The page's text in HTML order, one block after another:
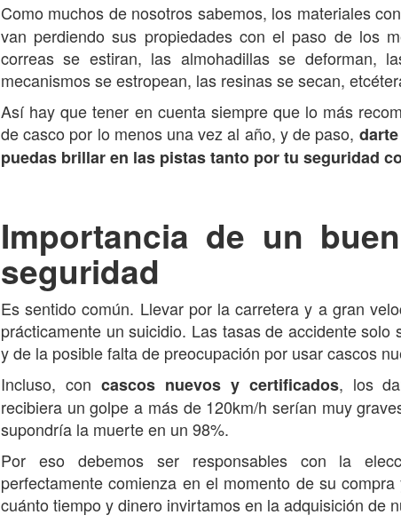
Como muchos de nosotros sabemos, los materiales
van perdiendo sus propiedades con el paso de los
correas se estiran, las almohadillas se deforman,
mecanismos se estropean, las resinas se secan,
Así hay que tener en cuenta siempre que lo más
de casco por lo menos una vez al año, y de paso,
puedas brillar en las pistas tanto por tu seguridad
Importancia de un
seguridad
Es sentido común. Llevar por la carretera y a gran
prácticamente un suicidio. Las tasas de accidente
y de la posible falta de preocupación por usar cascos
Incluso, con cascos nuevos y certificados, los
recibiera un golpe a más de 120km/h serían muy
supondría la muerte en un 98%.
Por eso debemos ser responsables con la
perfectamente comienza en el momento de su
cuánto tiempo y dinero invirtamos en la adquisición de